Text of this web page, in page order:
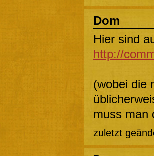
Dom
Hier sind
http://
(wobei die
muss man
zuletzt